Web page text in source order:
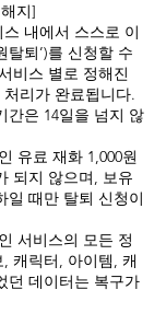
지]
내에서 스스로 이
탈퇴’)를 신청할 수
비스 별로 정해진
리가 완료됩니다.
간은 14일을 넘지 않
유료 재화 1,000원
되지 않으며, 보유
일 때만 탈퇴 신청이
서비스의 모든 정
캐릭터, 아이템, 캐
던 데이터는 복구가